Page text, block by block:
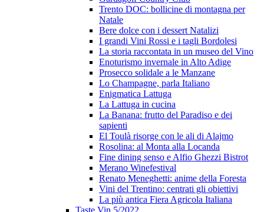
Trento DOC: bollicine di montagna per
Natale
Bere dolce con i dessert Natalizi
I grandi Vini Rossi e i tagli Bordolesi
La storia raccontata in un museo del Vino
Enoturismo invernale in Alto Adige
Prosecco solidale a le Manzane
Lo Champagne, parla Italiano
Enigmatica Lattuga
La Lattuga in cucina
La Banana: frutto del Paradiso e dei
sapienti
El Toulà risorge con le ali di Alajmo
Rosolina: al Monta alla Locanda
Fine dining senso e Alfio Ghezzi Bistrot
Merano Winefestival
Renato Meneghetti: anime della Foresta
Vini del Trentino: centrati gli obiettivi
La più antica Fiera Agricola Italiana
Taste Vin 5/2022